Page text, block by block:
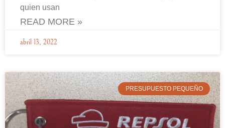
quien usan
READ MORE »
abril 13, 2022
PRESUPUESTO PEQUEÑO